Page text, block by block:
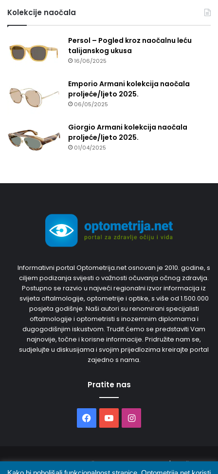
Kolekcije naočala
Persol – Pogled kroz naočalnu leću
talijanskog ukusa
16/06/2025
Emporio Armani kolekcija naočala
proljeće/ljeto 2025.
06/05/2025
Giorgio Armani kolekcija naočala
proljeće/ljeto 2025.
01/04/2025
Informativni portal Optometrija.net osnovan je 2010. godine, s
ciljem podizanja svijesti o važnosti očuvanja očnog zdravlja.
Postupno se razvio u najveći regionalni izvor informacija iz
svijeta oftalmologije, optometrije i optike, s više od 1.500.000
posjeta godišnje. Naši autori su renomirani specijalisti
oftalmologije i optometristi s inozemnim diplomama i
dugogodišnjim iskustvom. Trudit ćemo se predstaviti Vam
najnovije, točne i korisne informacije. Pridružite nam se,
sudjelujte u diskusijama i svojim prijedlozima kreirajte portal
zajedno s nama.
Pratite nas
Facebook
YouTubeInstagram
© 2026. Sva prava pridržana. Opto Media d.o.o. | Održava